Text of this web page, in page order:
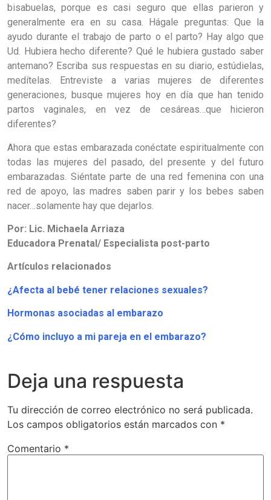
bisabuelas, porque es casi seguro que ellas parieron y
generalmente era en su casa. Hágale preguntas: Que la
ayudo durante el trabajo de parto o el parto? Hay algo que
Ud. Hubiera hecho diferente? Qué le hubiera gustado saber
antemano? Escriba sus respuestas en su diario, estúdielas,
medítelas. Entreviste a varias mujeres de diferentes
generaciones, busque mujeres hoy en día que han tenido
partos vaginales, en vez de cesáreas…que hicieron
diferentes?
Ahora que estas embarazada conéctate espiritualmente con
todas las mujeres del pasado, del presente y del futuro
embarazadas. Siéntate parte de una red femenina con una
red de apoyo, las madres saben parir y los bebes saben
nacer…solamente hay que dejarlos.
Por: Lic. Michaela Arriaza
Educadora Prenatal/ Especialista post-parto
Artículos relacionados
¿Afecta al bebé tener relaciones sexuales?
Hormonas asociadas al embarazo
¿Cómo incluyo a mi pareja en el embarazo?
Deja una respuesta
Tu dirección de correo electrónico no será publicada.
Los campos obligatorios están marcados con *
Comentario *